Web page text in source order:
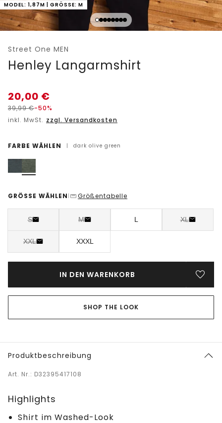
MODEL: 1,87M | GRÖSSE: M
Street One MEN
Henley Langarmshirt
20,00 €
39,99€-50%
inkl. MwSt. zzgl. Versandkosten
FARBE WÄHLEN | dark olive green
GRÖSSE WÄHLEN | Größentabelle
S M L XL
XXL XXXL
IN DEN WARENKORB
SHOP THE LOOK
Produktbeschreibung
Art. Nr.: D32395417108
Highlights
Shirt im Washed-Look